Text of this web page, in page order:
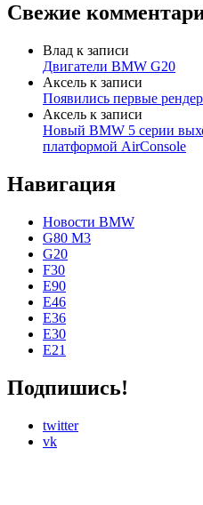
Свежие
Влад к записи
Двигатели BMW G20
Аксель к записи
Появились первые
Аксель к записи
Новый BMW 5 серии
платформой AirConsole
Навигация
Новости BMW
G80 M3
G20
F30
E90
E46
E36
E30
E21
Подпишись!
twitter
vk